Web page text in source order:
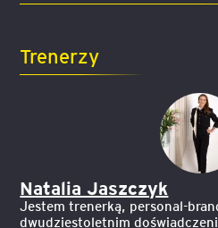
Trenerzy
Natalia Jaszczyk
Jestem trenerką, personal-
dwudziestoletnim